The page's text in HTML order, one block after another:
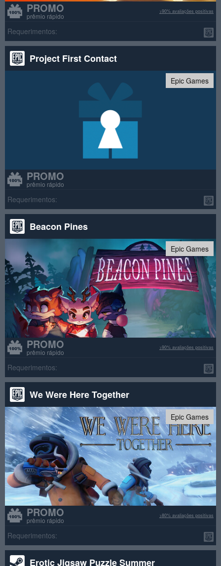
PROMO
prêmio rápido
>90% avaliações positivas
Requerimentos:
Project First Contact
Epic Games
PROMO
prêmio rápido
Requerimentos:
Beacon Pines
Epic Games
PROMO
prêmio rápido
>90% avaliações positivas
Requerimentos:
We Were Here Together
Epic Games
PROMO
prêmio rápido
>80% avaliações positivas
Requerimentos:
Erotic Jigsaw Puzzle Summer